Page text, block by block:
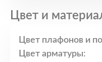
Цвет и
Цвет плафонов и
Цвет арматуры: